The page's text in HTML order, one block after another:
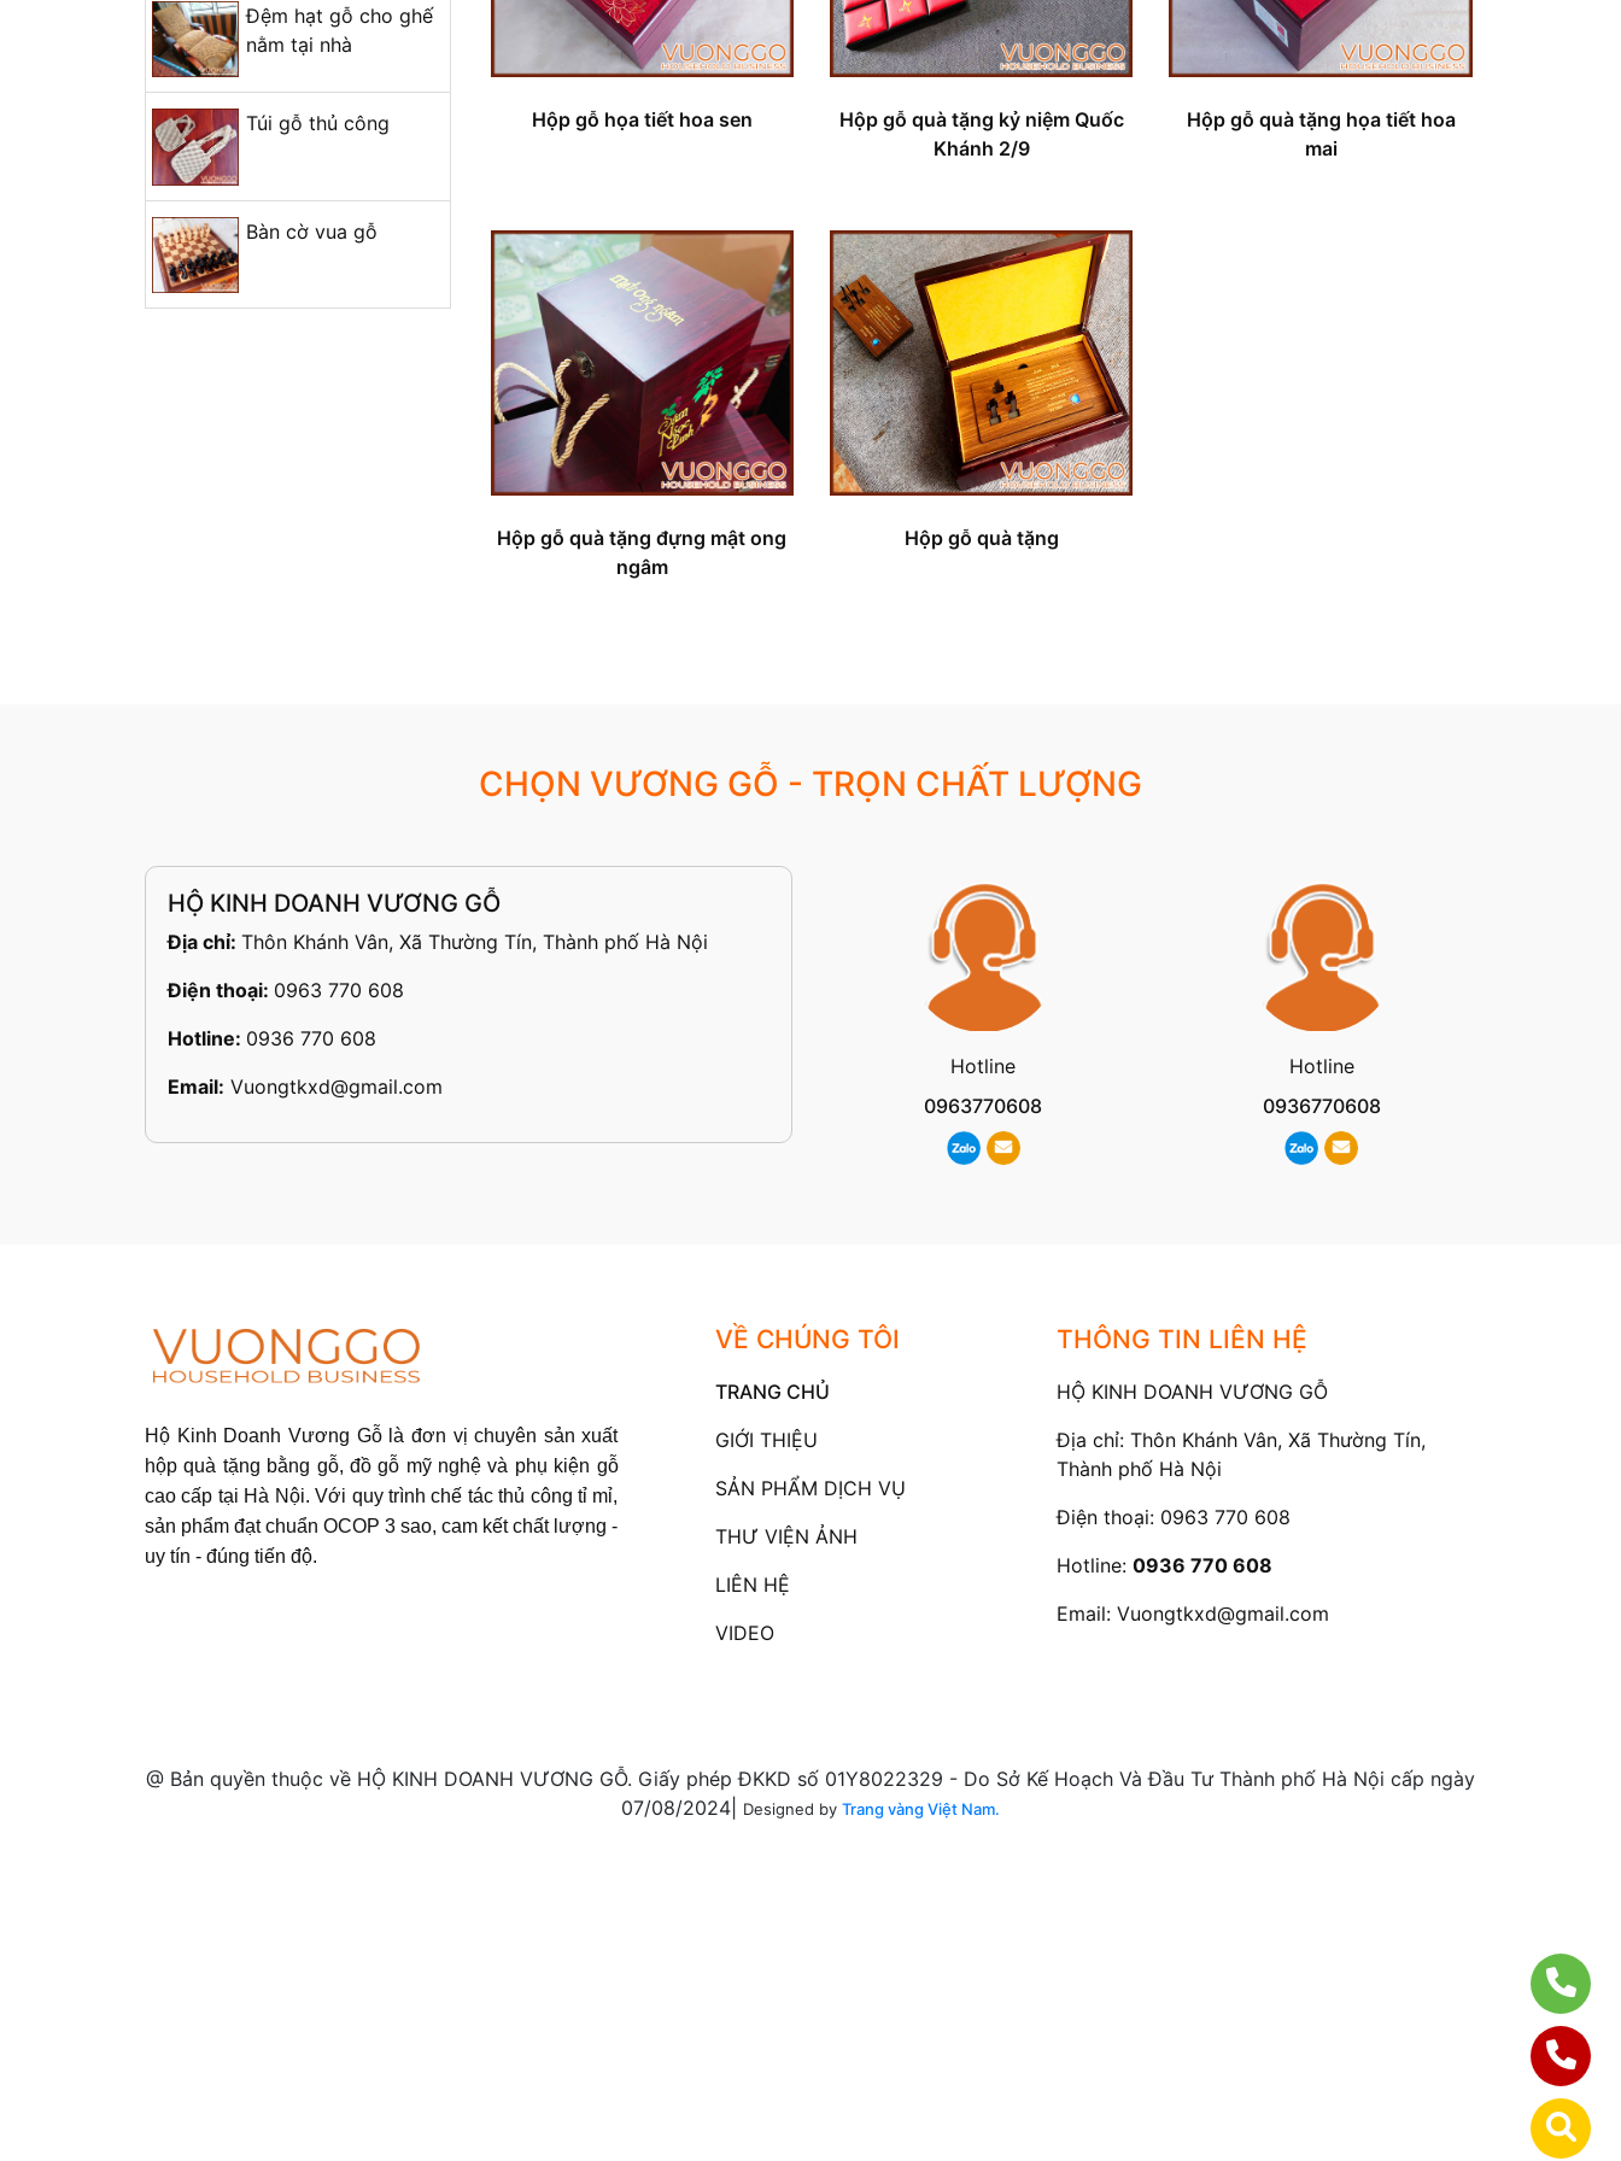
Hoàn thiện sản phẩm mẫu
trống lắc tay mini
Trụ sở chính Vương Gỗ
+ Mở nhóm...
Đệm hạt gỗ cho ghế
nằm tại nhà
Túi gỗ thủ công
Bàn cờ vua gỗ
Hộp gỗ họa tiết hoa sen
Hộp gỗ quà tặng kỷ niệm Quốc
Khánh 2/9
Hộp gỗ quà tặng họa tiết hoa
mai
Hộp gỗ quà tặng đựng mật ong
ngâm
Hộp gỗ quà tặng
CHỌN VƯƠNG GỖ - TRỌN CHẤT LƯỢNG
HỘ KINH DOANH VƯƠNG GỖ
Địa chỉ: Thôn Khánh Vân, Xã Thường Tín, Thành phố Hà Nội
Điện thoại: 0963 770 608
Hotline: 0936 770 608
Email: Vuongtkxd@gmail.com
Hotline
0963770608
Hotline
0936770608
Hộ Kinh Doanh Vương Gỗ là đơn vị chuyên sản xuất
hộp quà tặng bằng gỗ, đồ gỗ mỹ nghệ và phụ kiện gỗ
cao cấp tại Hà Nội. Với quy trình chế tác thủ công tỉ mỉ,
sản phẩm đạt chuẩn OCOP 3 sao, cam kết chất lượng -
uy tín - đúng tiến độ.
VỀ CHÚNG TÔI
TRANG CHỦ
GIỚI THIỆU
SẢN PHẨM DỊCH VỤ
THƯ VIỆN ẢNH
LIÊN HỆ
VIDEO
THÔNG TIN LIÊN HỆ
HỘ KINH DOANH VƯƠNG GỖ
Địa chỉ: Thôn Khánh Vân, Xã Thường Tín,
Thành phố Hà Nội
Điện thoại: 0963 770 608
Hotline: 0936 770 608
Email: Vuongtkxd@gmail.com
@ Bản quyền thuộc về HỘ KINH DOANH VƯƠNG GỖ. Giấy phép ĐKKD số 01Y8022329 - Do Sở Kế Hoạch Và Đầu Tư Thành phố Hà Nội cấp ngày
07/08/2024|
Designed by Trang vàng Việt Nam.